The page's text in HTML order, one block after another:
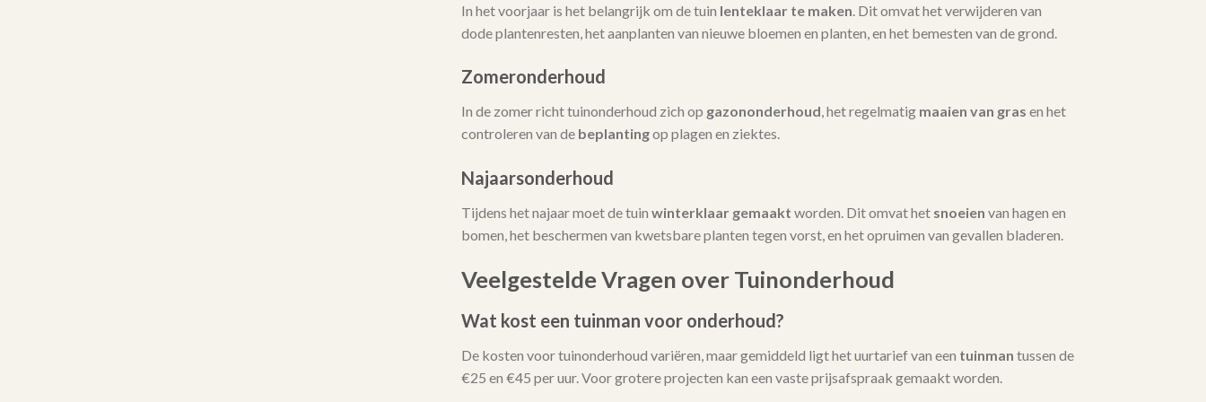
In het voorjaar is het belangrijk om de tuin lenteklaar te maken . Dit omvat het verwijderen van
dode plantenresten, het aanplanten van nieuwe bloemen en planten, en het bemesten van de grond.
Zomeronderhoud
In de zomer richt tuinonderhoud zich op gazononderhoud, het regelmatig maaien van gras en het
controleren van de beplantingop plagen en ziektes.
Najaarsonderhoud
Tijdens het najaar moet de tuin winterklaar gemaakt worden. Dit omvat het snoeien van hagen en
bomen, het beschermen van kwetsbare planten tegen vorst, en het opruimen van gevallen bladeren.
Veelgestelde Vragen over Tuinonderhoud
Wat kost een tuinman voor onderhoud?
De kosten voor tuinonderhoud variëren, maar gemiddeld ligt het uurtarief van een tuinman tussen de
€25 en €45 per uur. Voor grotere projecten kan een vaste prijsafspraak gemaakt worden.